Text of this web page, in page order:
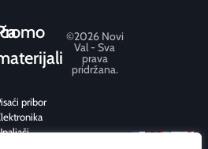
pribor
©2026 Novi
Val - Sva
prava
pridržana.